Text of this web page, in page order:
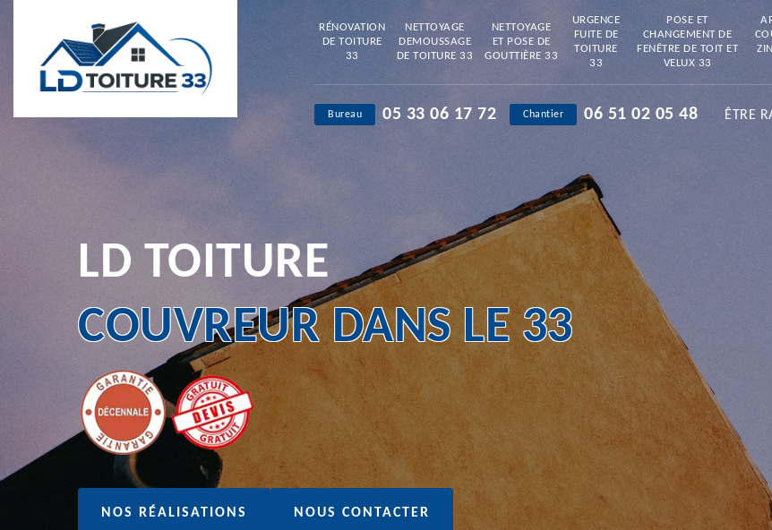
RÉNOVATION
DE TOITURE
33
NETTOYAGE
DEMOUSSAGE
DE TOITURE 33
NETTOYAGE
ET POSE DE
GOUTTIÈRE 33
URGENCE
FUITE DE
TOITURE
33
POSE ET
CHANGEMENT DE
FENÊTRE DE TOIT ET
VELUX 33
Bureau 05 33 06 17 72 Chantier 06 51 02 05 48 ÊTRE
LD TOITURE
COUVREUR DANS LE 33
NOS RÉALISATIONS NOUS CONTACTER